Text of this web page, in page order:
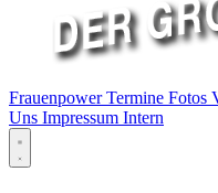
FrauenpowerTermine Fotos
Uns Impressum Intern
Menü öffnen